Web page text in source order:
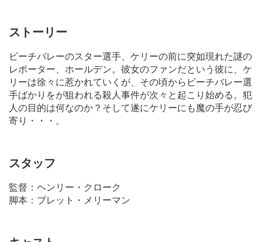
ストーリー
ビーチバレーのスター選手、ケリーの前に突如現れた謎の
レポーター、ホールデン。彼女のファンだという彼に、ケ
リーは徐々に惹かれていくが、その頃からビーチバレー選
手ばかりをが狙われる殺人事件が次々と起こり始める。犯
人の目的は何なのか？そして遂にケリーにも魔の手が忍び
寄り・・・。
スタッフ
監督：ヘンリー・クローク
脚本：ブレット・メリーマン